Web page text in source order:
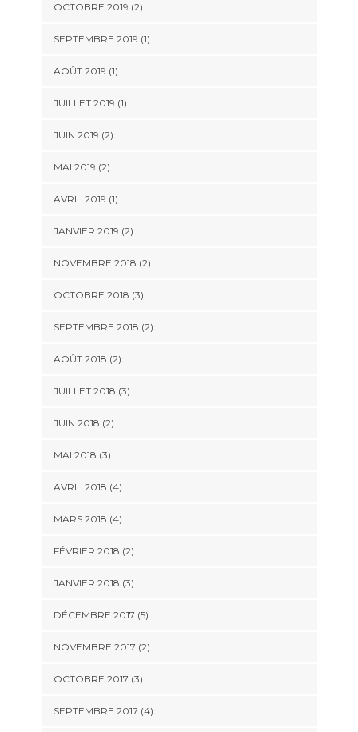
OCTOBRE 2019 (2)
SEPTEMBRE 2019 (1)
AOÛT 2019 (1)
JUILLET 2019 (1)
JUIN 2019 (2)
MAI 2019 (2)
AVRIL 2019 (1)
JANVIER 2019 (2)
NOVEMBRE 2018 (2)
OCTOBRE 2018 (3)
SEPTEMBRE 2018 (2)
AOÛT 2018 (2)
JUILLET 2018 (3)
JUIN 2018 (2)
MAI 2018 (3)
AVRIL 2018 (4)
MARS 2018 (4)
FÉVRIER 2018 (2)
JANVIER 2018 (3)
DÉCEMBRE 2017 (5)
NOVEMBRE 2017 (2)
OCTOBRE 2017 (3)
SEPTEMBRE 2017 (4)